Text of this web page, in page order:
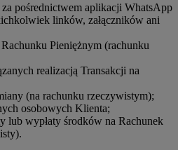
pośrednictwem aplikacji WhatsApp
linków, załączników ani
Pieniężnym (rachunku
realizacją Transakcji na
(na rachunku rzeczywistym);
osobowych Klienta;
lub wypłaty środków na Rachunek